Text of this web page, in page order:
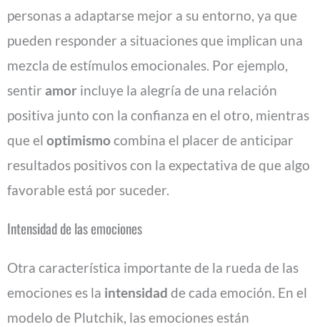
personas a adaptarse mejor a su entorno, ya que
pueden responder a situaciones que implican una
mezcla de estímulos emocionales. Por ejemplo,
sentir amor incluye la alegría de una relación
positiva junto con la confianza en el otro, mientras
que el optimismo combina el placer de anticipar
resultados positivos con la expectativa de que algo
favorable está por suceder.
Intensidad de las emociones
Otra característica importante de la rueda de las
emociones es la intensidad de cada emoción. En el
modelo de Plutchik, las emociones están